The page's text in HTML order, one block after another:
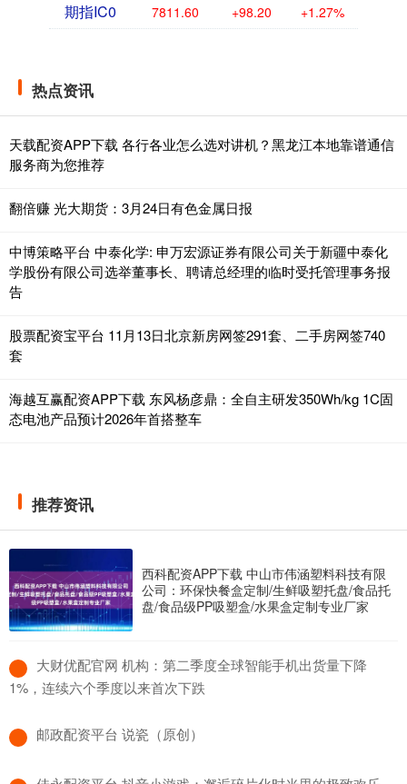
期指IC0 7811.60 +98.20 +1.27%
热点资讯
天载配资APP下载 各行各业怎么选对讲机？黑龙江本地靠谱通信
服务商为您推荐
翻倍赚 光大期货：3月24日有色金属日报
中博策略平台 中泰化学: 申万宏源证券有限公司关于新疆中泰化
学股份有限公司选举董事长、聘请总经理的临时受托管理事务报
告
股票配资宝平台 11月13日北京新房网签291套、二手房网签740
套
海越互赢配资APP下载 东风杨彦鼎：全自主研发350Wh/kg 1C固
态电池产品预计2026年首搭整车
推荐资讯
西科配资APP下载 中山市伟涵塑料科技有限
公司：环保快餐盒定制/生鲜吸塑托盘/食品托
盘/食品级PP吸塑盒/水果盒定制专业厂家
​大财优配官网 机构：第二季度全球智能手机出货量下降
1%，连续六个季度以来首次下跌
​邮政配资平台 说瓷（原创）